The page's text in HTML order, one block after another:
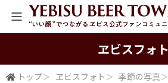
ヱビスフォト
トップ＞ ヱビスフォト ＞ 季節の写真＞